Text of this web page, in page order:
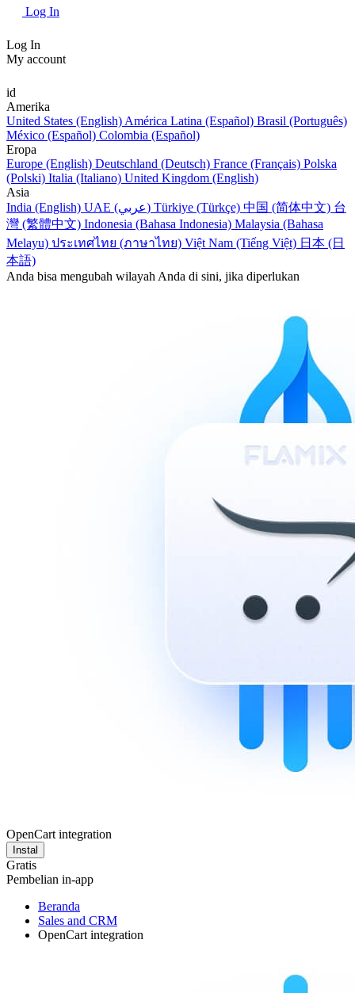
Log In
Log In
My account
id
Amerika
United States (English) América Latina (Español) Brasil (Português)
México (Español) Colombia (Español)
Eropa
Europe (English) Deutschland (Deutsch) France (Français) Polska
(Polski) Italia (Italiano) United Kingdom (English)
Asia
India (English)
UAE (عربي) Türkiye (Türkçe) 中国 (简体中文) 台
灣 (繁體中文) Indonesia (Bahasa Indonesia) Malaysia (Bahasa
Melayu) ประเทศไทย (ภาษาไทย) Việt Nam (Tiếng Việt) 日本 (日
本語)
Anda bisa mengubah wilayah Anda di sini, jika diperlukan
OpenCart integration
Instal
Gratis
Pembelian in-app
Beranda
Sales and CRM
OpenCart integration